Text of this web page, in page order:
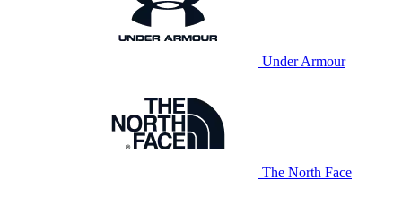
Under Armour
The North Face